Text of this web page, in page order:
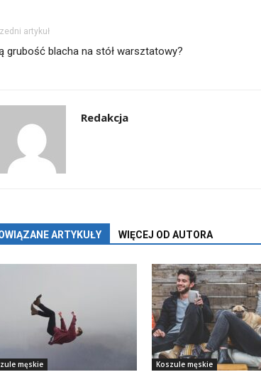
artykuł
grubość blacha na stół warsztatowy?
Redakcja
ARTYKUŁY WIĘCEJ OD AUTORA
męskie Koszule męskie